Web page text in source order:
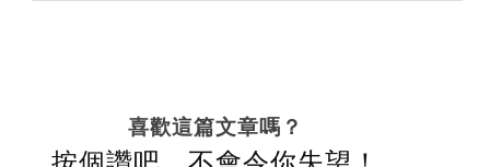
喜歡這篇文章嗎？